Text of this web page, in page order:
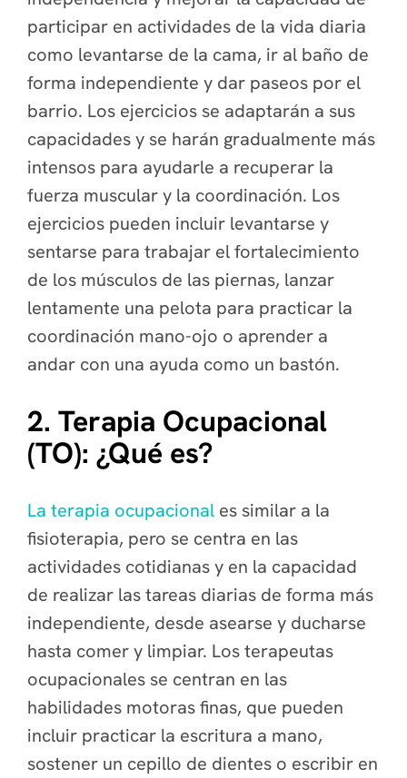
participar en actividades de la vida diaria
como levantarse de la cama, ir al baño de
forma independiente y dar paseos por el
barrio. Los ejercicios se adaptarán a sus
capacidades y se harán gradualmente más
intensos para ayudarle a recuperar la
fuerza muscular y la coordinación. Los
ejercicios pueden incluir levantarse y
sentarse para trabajar el fortalecimiento
de los músculos de las piernas, lanzar
lentamente una pelota para practicar la
coordinación mano-ojo o aprender a
andar con una ayuda como un bastón.
2. Terapia Ocupacional
(TO): ¿Qué es?
La terapia ocupacional es similar a la
fisioterapia, pero se centra en las
actividades cotidianas y en la capacidad
de realizar las tareas diarias de forma más
independiente, desde asearse y ducharse
hasta comer y limpiar. Los terapeutas
ocupacionales se centran en las
habilidades motoras finas, que pueden
incluir practicar la escritura a mano,
sostener un cepillo de dientes o escribir en